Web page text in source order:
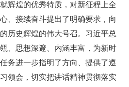
辉煌的优秀特质，对新征程上全
、接续奋斗提出了明确要求，向
历史辉煌的伟大号召。习近平总
、思想深邃、内涵丰富，为新时
务进一步指明了方向、提供了遵
领会，切实把讲话精神贯彻落实